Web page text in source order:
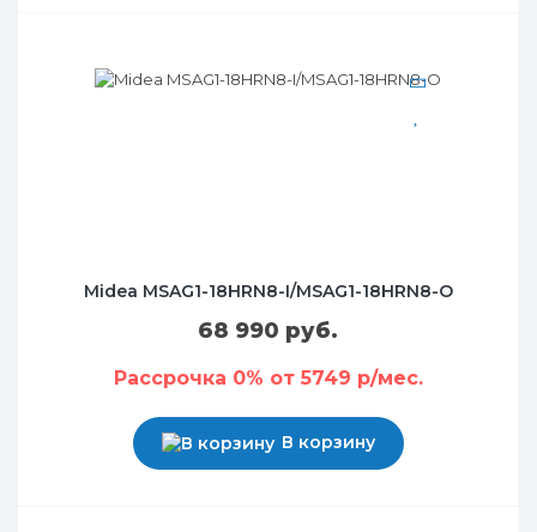
Midea MSAG1-18HRN8-I/MSAG1-18HRN8-O
68 990 руб.
Рассрочка 0% от 5749 р/мес.
В корзину